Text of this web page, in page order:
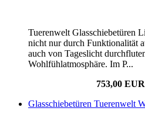
Tuerenwelt Glasschiebetüren
nicht nur durch Funktionalität
auch von Tageslicht
Wohlfühlatmosphäre. Im P...
753,00 EUR
Glasschiebetüren Tuerenwelt